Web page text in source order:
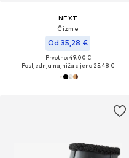
NEXT
Čizme
Od 35,28 €
Prvotno: 49,00 €
Posljednja najniža cijena:25,48 €